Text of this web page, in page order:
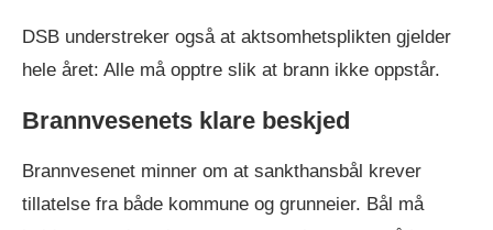
DSB understreker også at aktsomhetsplikten gjelder
hele året: Alle må opptre slik at brann ikke oppstår.
Brannvesenets klare beskjed
Brannvesenet minner om at sankthansbål krever
tillatelse fra både kommune og grunneier. Bål må